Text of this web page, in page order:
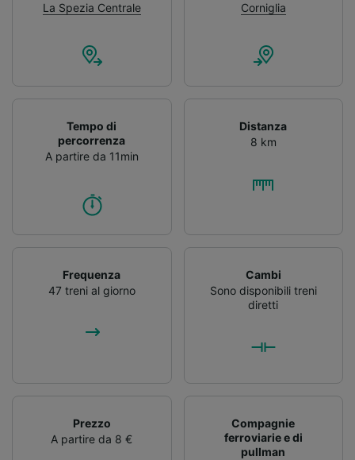
La Spezia Centrale
Corniglia
Tempo di
percorrenza
A partire da 11min
Distanza
8 km
Frequenza
47 treni al giorno
Cambi
Sono disponibili treni
diretti
Prezzo
A partire da 8 €
Compagnie
ferroviarie e di
pullman